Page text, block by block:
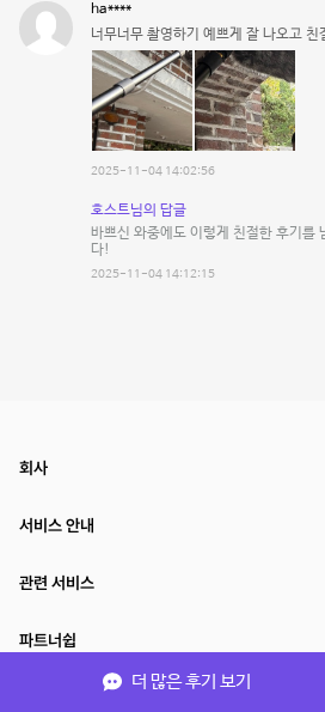
ha****
너무너무 촬영하기 예쁘게 잘 나오고
2025-11-04 14:02:56
호스트님의 답글
바쁘신 와중에도 이렇게 친절한 후기를
다!
2025-11-04 14:12:15
더 많은 후기 보기
회사
서비스 안내
관련 서비스
파트너쉽
서비스 제공 국가